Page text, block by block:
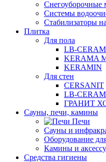
Системы
Стабилизаторы
Плитка
Для пола
LB-
KERAMA
KERAMIN
Для стен
CERSANIT
LB-
ГРАНИТ
Сауны, печи, камины
Печи
Сауны и
Оборудование
Камины и
Средства гигиены